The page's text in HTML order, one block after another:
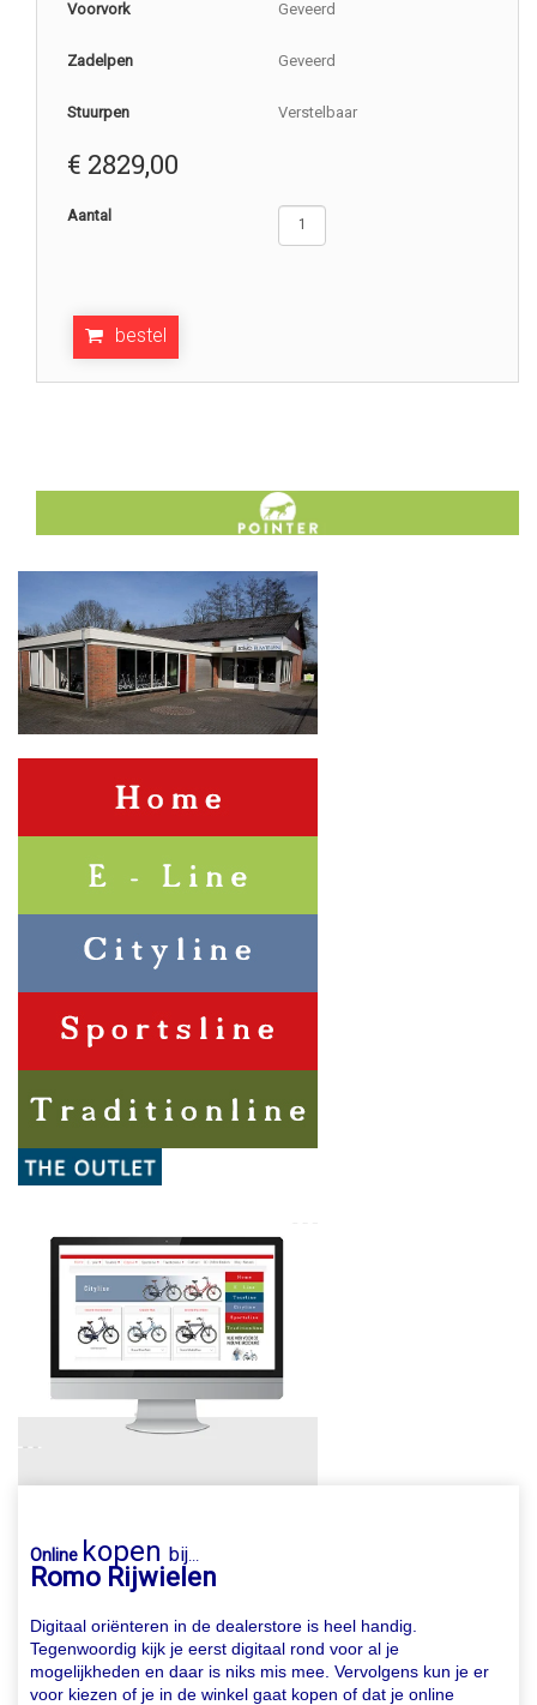
Voorvork Geveerd
Zadelpen Geveerd
Stuurpen Verstelbaar
€ 2829,00
Aantal
bestel
Online kopen bij
Romo Rijwielen
Digitaal oriënteren in de dealerstore is heel handig.
Tegenwoordig kijk je eerst digitaal rond voor al je
mogelijkheden en daar is niks mis mee. Vervolgens kun je er
voor kiezen of je in de winkel gaat kopen of dat je online